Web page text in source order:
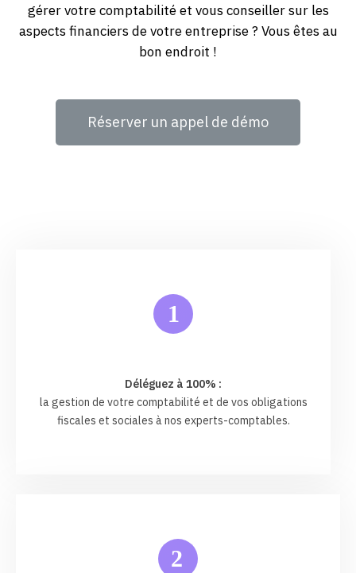
gérer votre comptabilité et vous conseiller sur les
aspects financiers de votre entreprise ? Vous êtes au
bon endroit !
Réserver un appel de démo
1
Déléguez à 100% :
la gestion de votre comptabilité et de vos obligations
fiscales et sociales à nos experts-comptables.
2